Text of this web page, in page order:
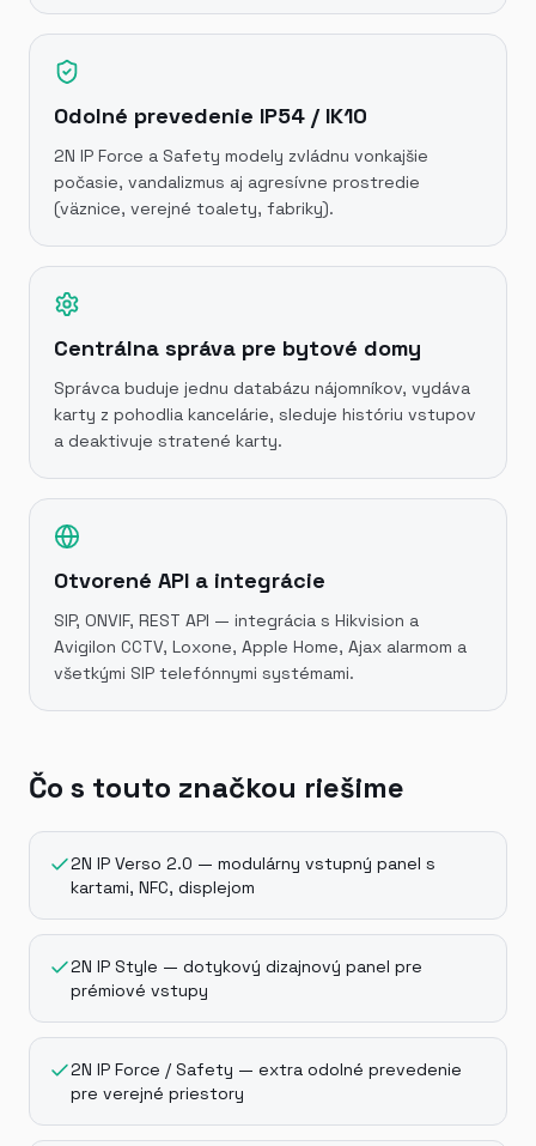
Odolné prevedenie IP54 / IK10
2N IP Force a Safety modely zvládnu vonkajšie
počasie, vandalizmus aj agresívne prostredie
(väznice, verejné toalety, fabriky).
Centrálna správa pre bytové domy
Správca buduje jednu databázu nájomníkov, vydáva
karty z pohodlia kancelárie, sleduje históriu vstupov
a deaktivuje stratené karty.
Otvorené API a integrácie
SIP, ONVIF, REST API — integrácia s Hikvision a
Avigilon CCTV, Loxone, Apple Home, Ajax alarmom a
všetkými SIP telefónnymi systémami.
Čo s touto značkou riešime
2N IP Verso 2.0 — modulárny vstupný panel s
kartami, NFC, displejom
2N IP Style — dotykový dizajnový panel pre
prémiové vstupy
2N IP Force / Safety — extra odolné prevedenie
pre verejné priestory